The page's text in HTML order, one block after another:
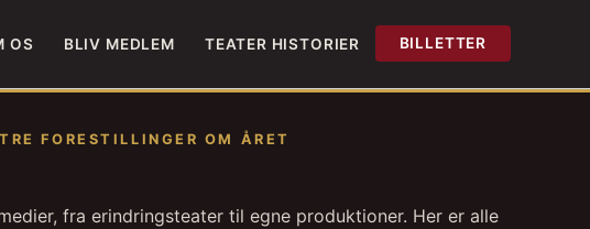
OS BLIV MEDLEM TEATER HISTORIER BILLETTER
FORESTILLINGER OM ÅRET
fra erindringsteater til egne produktioner. Her er alle